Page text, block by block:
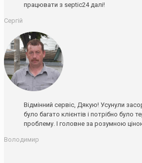
працювати з septic24 далі!
Сергій
Відмінний сервіс, Дякую! Усунули
було багато клієнтів і потрібно було
проблему. І головне за розумною
Володимир